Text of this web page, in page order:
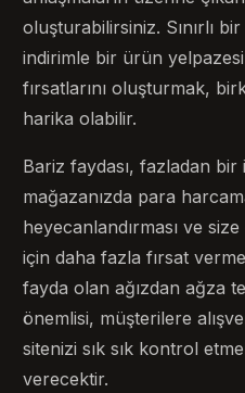
oluşturabilirsiniz. Sınırlı
indirimle bir ürün yelpazesi
fırsatlarını oluşturmak,
harika olabilir.
Bariz faydası, fazladan bir
mağazanızda para
heyecanlandırması ve
için daha fazla fırsat
fayda olan ağızdan ağza
önemlisi, müşterilere
sitenizi sık sık kontrol
verecektir.